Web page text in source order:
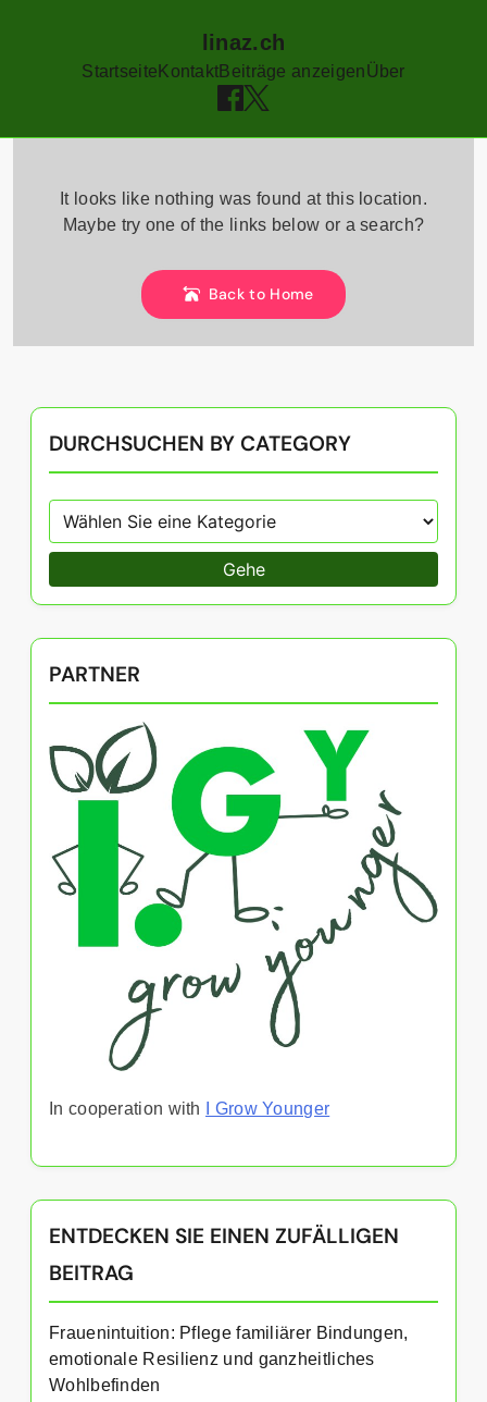
linaz.ch
Startseite KontaktBeiträge anzeigenÜber
It looks like nothing was found at this location.
Maybe try one of the links below or a search?
Back to Home
DURCHSUCHEN BY CATEGORY
Gehe
PARTNER
In cooperation with I Grow Younger
ENTDECKEN SIE EINEN ZUFÄLLIGEN
BEITRAG
Frauenintuition: Pflege familiärer Bindungen,
emotionale Resilienz und ganzheitliches
Wohlbefinden